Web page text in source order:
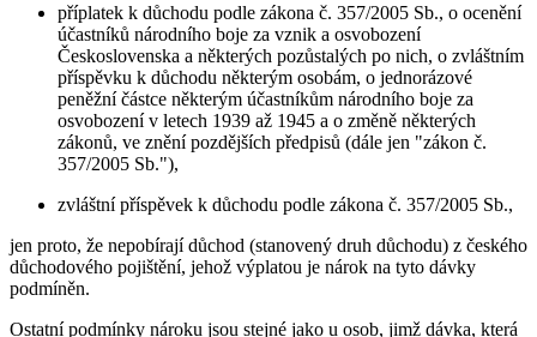
příplatek k důchodu podle zákona č. 357/2005 Sb., o ocenění
účastníků národního boje za vznik a osvobození
Československa a některých pozůstalých po nich, o zvláštním
příspěvku k důchodu některým osobám, o jednorázové
peněžní částce některým účastníkům národního boje za
osvobození v letech 1939 až 1945 a o změně některých
zákonů, ve znění pozdějších předpisů (dále jen "zákon č.
357/2005 Sb."),
zvláštní příspěvek k důchodu podle zákona č. 357/2005 Sb.,
jen proto, že nepobírají důchod (stanovený druh důchodu) z českého
důchodového pojištění, jehož výplatou je nárok na tyto dávky
podmíněn.
Ostatní podmínky nároku jsou stejné jako u osob, jimž dávka, která